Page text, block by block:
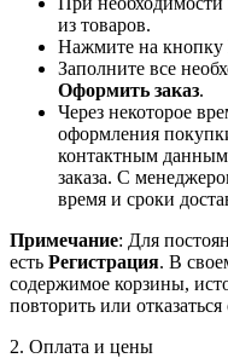
из товаров.
Нажмите на кнопку
Заполните все
Оформить заказ.
Через некоторое
оформления
контактным
заказа. С
время и сроки
Примечание: Для
есть Регистрация. В
содержимое корзины,
повторить или отказаться
2. Оплата и цены